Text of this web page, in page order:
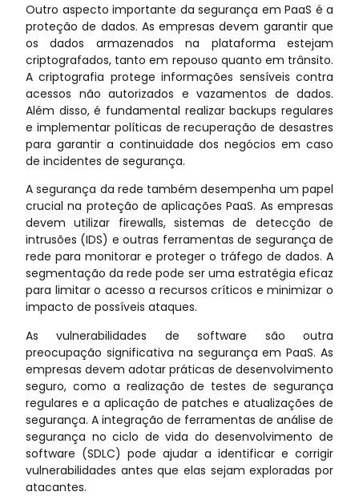
Outro aspecto importante da segurança em PaaS é a
proteção de dados. As empresas devem garantir que
os dados armazenados na plataforma estejam
criptografados, tanto em repouso quanto em trânsito.
A criptografia protege informações sensíveis contra
acessos não autorizados e vazamentos de dados.
Além disso, é fundamental realizar backups regulares
e implementar políticas de recuperação de desastres
para garantir a continuidade dos negócios em caso
de incidentes de segurança.
A segurança da rede também desempenha um papel
crucial na proteção de aplicações PaaS. As empresas
devem utilizar firewalls, sistemas de detecção de
intrusões (IDS) e outras ferramentas de segurança de
rede para monitorar e proteger o tráfego de dados. A
segmentação da rede pode ser uma estratégia eficaz
para limitar o acesso a recursos críticos e minimizar o
impacto de possíveis ataques.
As vulnerabilidades de software são outra
preocupação significativa na segurança em PaaS. As
empresas devem adotar práticas de desenvolvimento
seguro, como a realização de testes de segurança
regulares e a aplicação de patches e atualizações de
segurança. A integração de ferramentas de análise de
segurança no ciclo de vida do desenvolvimento de
software (SDLC) pode ajudar a identificar e corrigir
vulnerabilidades antes que elas sejam exploradas por
atacantes.